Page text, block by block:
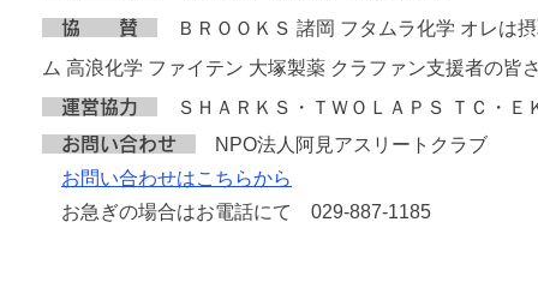
協 賛
ＢＲＯＯＫＳ 諸岡 フタムラ化学 オレは
ム 高浪化学 ファイテン 大塚製薬 クラファン支援者の皆
運営協力 ＳＨＡＲＫＳ・ＴＷＯＬＡＰＳ ＴＣ・
お問い合わせ
NPO法人阿見アスリートクラブ
お問い合わせはこちらから
お急ぎの場合はお電話にて 029-887-1185